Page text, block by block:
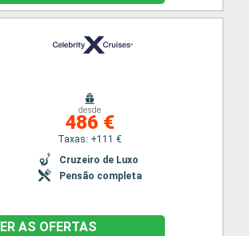
desde
486 €
Taxas: +111 €
Cruzeiro de Luxo
Pensão completa
AS OFERTAS